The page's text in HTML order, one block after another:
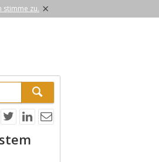
stimme zu. ×